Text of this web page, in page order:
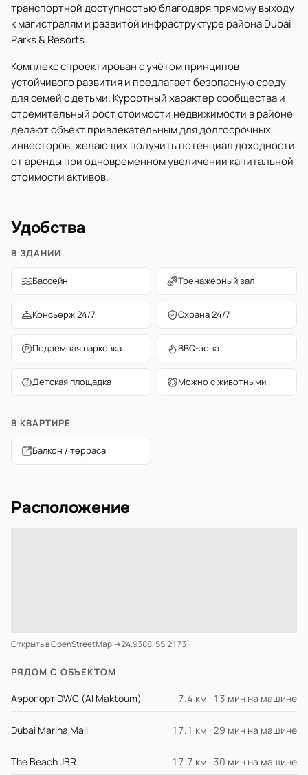
транспортной доступностью благодаря прямому выходу
к магистралям и развитой инфраструктуре района Dubai
Parks & Resorts.
Комплекс спроектирован с учётом принципов
устойчивого развития и предлагает безопасную среду
для семей с детьми. Курортный характер сообщества и
стремительный рост стоимости недвижимости в районе
делают объект привлекательным для долгосрочных
инвесторов, желающих получить потенциал доходности
от аренды при одновременном увеличении капитальной
стоимости активов.
Удобства
В ЗДАНИИ
Бассейн Тренажёрный зал
Консьерж 24/7 Охрана 24/7
Подземная парковка BBQ-зона
Детская площадка Можно с животными
В КВАРТИРЕ
Балкон / терраса
Расположение
Открыть в OpenStreetMap →24.9388, 55.2173
РЯДОМ С ОБЪЕКТОМ
Аэропорт DWC (Al Maktoum) 7.4 км · 13 мин на машине
Dubai Marina Mall 17.1 км · 29 мин на машине
The Beach JBR 17.7 км · 30 мин на машине